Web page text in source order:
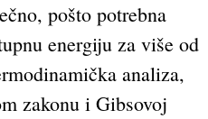
pošto potrebna
energiju za više od
analiza,
zakonu i Gibsovoj